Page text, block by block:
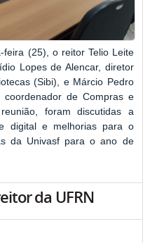
feira (25), o reitor Telio Leite
Lopes de Alencar, diretor
(Sibi), e Márcio Pedro
de Compras e
foram discutidas a
digital e melhorias para o
da Univasf para o ano de
da UFRN